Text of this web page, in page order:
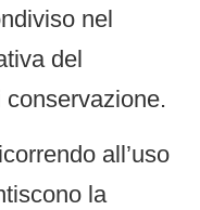
nel
del
all’uso
la